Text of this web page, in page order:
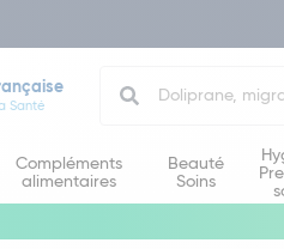
Santé
Compléments
alimentaires
Beauté
Soins